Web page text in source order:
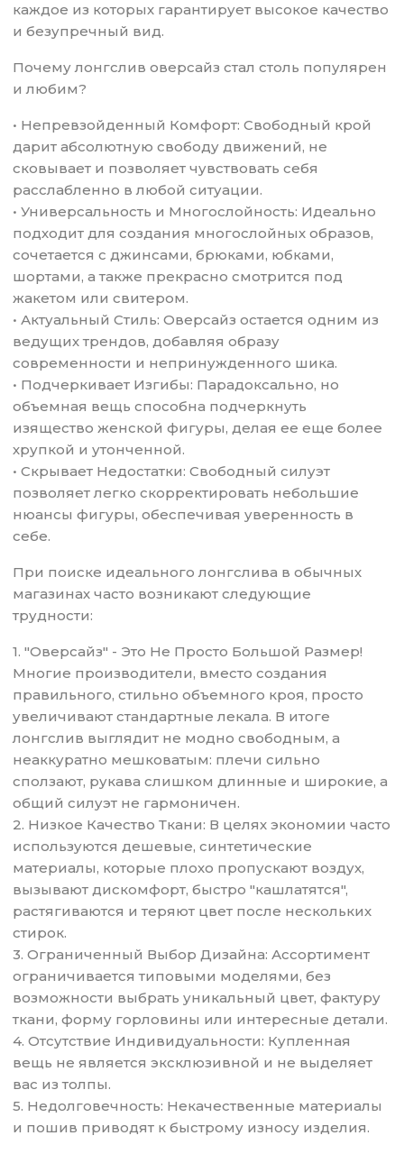
каждое из которых гарантирует высокое качество
и безупречный вид.
Почему лонгслив оверсайз стал столь популярен
и любим?
• Непревзойденный Комфорт: Свободный крой
дарит абсолютную свободу движений, не
сковывает и позволяет чувствовать себя
расслабленно в любой ситуации.
• Универсальность и Многослойность: Идеально
подходит для создания многослойных образов,
сочетается с джинсами, брюками, юбками,
шортами, а также прекрасно смотрится под
жакетом или свитером.
• Актуальный Стиль: Оверсайз остается одним из
ведущих трендов, добавляя образу
современности и непринужденного шика.
• Подчеркивает Изгибы: Парадоксально, но
объемная вещь способна подчеркнуть
изящество женской фигуры, делая ее еще более
хрупкой и утонченной.
• Скрывает Недостатки: Свободный силуэт
позволяет легко скорректировать небольшие
нюансы фигуры, обеспечивая уверенность в
себе.
При поиске идеального лонгслива в обычных
магазинах часто возникают следующие
трудности:
1. "Оверсайз" - Это Не Просто Большой Размер!
Многие производители, вместо создания
правильного, стильно объемного кроя, просто
увеличивают стандартные лекала. В итоге
лонгслив выглядит не модно свободным, а
неаккуратно мешковатым: плечи сильно
сползают, рукава слишком длинные и широкие, а
общий силуэт не гармоничен.
2. Низкое Качество Ткани: В целях экономии часто
используются дешевые, синтетические
материалы, которые плохо пропускают воздух,
вызывают дискомфорт, быстро "кашлатятся",
растягиваются и теряют цвет после нескольких
стирок.
3. Ограниченный Выбор Дизайна: Ассортимент
ограничивается типовыми моделями, без
возможности выбрать уникальный цвет, фактуру
ткани, форму горловины или интересные детали.
4. Отсутствие Индивидуальности: Купленная
вещь не является эксклюзивной и не выделяет
вас из толпы.
5. Недолговечность: Некачественные материалы
и пошив приводят к быстрому износу изделия.